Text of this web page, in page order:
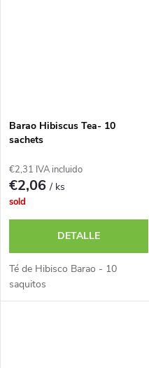
Barao Hibiscus Tea- 10
sachets
€2,31 IVA incluido
€2,06/ ks
sold
DETALLE
Té de Hibisco Barao - 10
saquitos